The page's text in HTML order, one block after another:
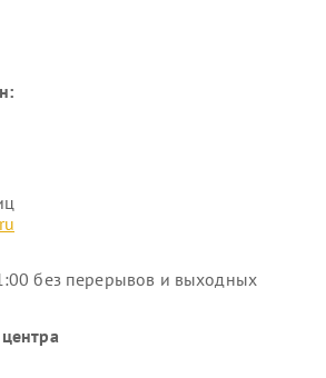
без перерывов и выходных